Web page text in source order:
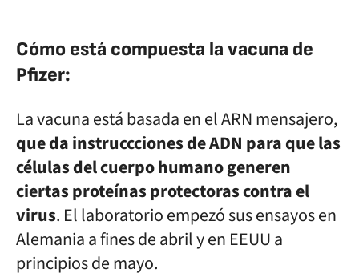
Cómo está compuesta la vacuna de
Pfizer:
La vacuna está basada en el ARN mensajero,
que da instruccciones de ADN para que las
células del cuerpo humano generen
ciertas proteínas protectoras contra el
virus. El laboratorio empezó sus ensayos en
Alemania a fines de abril y en EEUU a
principios de mayo.